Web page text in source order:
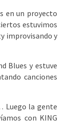
en un proyecto
estuvimos
improvisando y
Blues y estuve
canciones
Luego la gente
con KING